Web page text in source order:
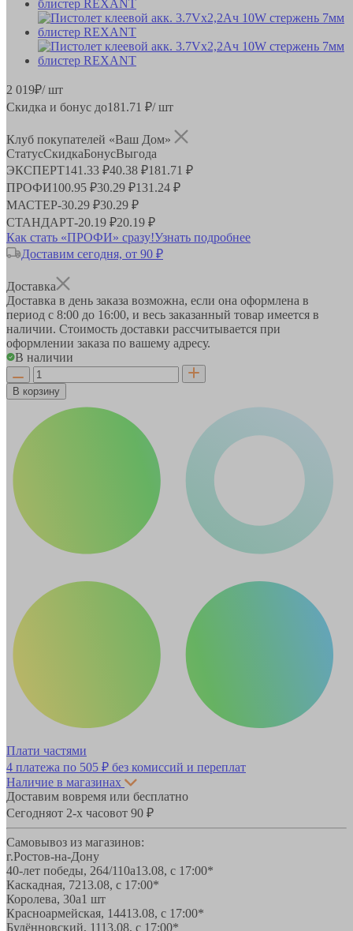
2 019₽/ шт
Скидка и бонус до181.71 ₽/ шт
Клуб покупателей «Ваш Дом»
СтатусСкидкаБонусВыгода
ЭКСПЕРТ141.33 ₽40.38 ₽181.71 ₽
ПРОФИ100.95 ₽30.29 ₽131.24 ₽
МАСТЕР-30.29 ₽30.29 ₽
СТАНДАРТ-20.19 ₽20.19 ₽
Как стать «ПРОФИ» сразу!Узнать подробнее
Доставим сегодня, от 90 ₽
Доставка
Доставка в день заказа возможна, если она оформлена в
период с 8:00 до 16:00, и весь заказанный товар имеется в
наличии. Стоимость доставки рассчитывается при
оформлении заказа по вашему адресу.
В наличии
В корзину
Плати частями
4 платежа по 505 ₽ без комиссий и переплат
Наличие в магазинах
Доставим вовремя или бесплатно
Сегодняот 2-х часовот 90 ₽
Самовывоз из магазинов:
г.Ростов-на-Дону
40-лет победы, 264/110а13.08, с 17:00*
Каскадная, 7213.08, с 17:00*
Королева, 30а1 шт
Красноармейская, 14413.08, с 17:00*
Будённовский, 1113.08, с 17:00*